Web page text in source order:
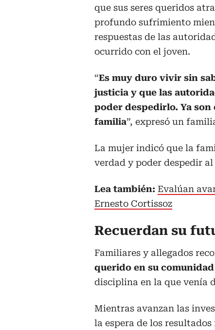
que sus seres queridos
profundo sufrimiento
respuestas de las
ocurrido con el joven.
“Es muy duro vivir sin
justicia y que las
poder despedirlo. Ya
familia”, expresó un
La mujer indicó que la
verdad y poder despedir
Lea también: Evalúan
Ernesto Cortissoz
Recuerdan su
Familiares y allegados
querido en su
disciplina en la que venía
Mientras avanzan las
la espera de los